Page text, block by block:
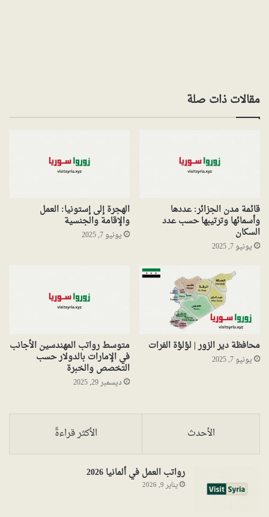
مقالات ذات صلة
قائمة مدن الجزائر: عددها
وأسمائها وترتيبها حسب عدد
السكان
يونيو 7, 2025
الهجرة إلى إستونيا: العمل
والإقامة والجنسية
يونيو 7, 2025
محافظة دير الزور | لؤلؤة الفرات
يونيو 7, 2025
متوسط رواتب المهندسين الأجانب
في الإمارات بالدولار حسب
التخصص والخبرة
ديسمبر 29, 2025
الأحدث الأكثر قراءةً
رواتب العمل في ألمانيا 2026
يناير 9, 2026